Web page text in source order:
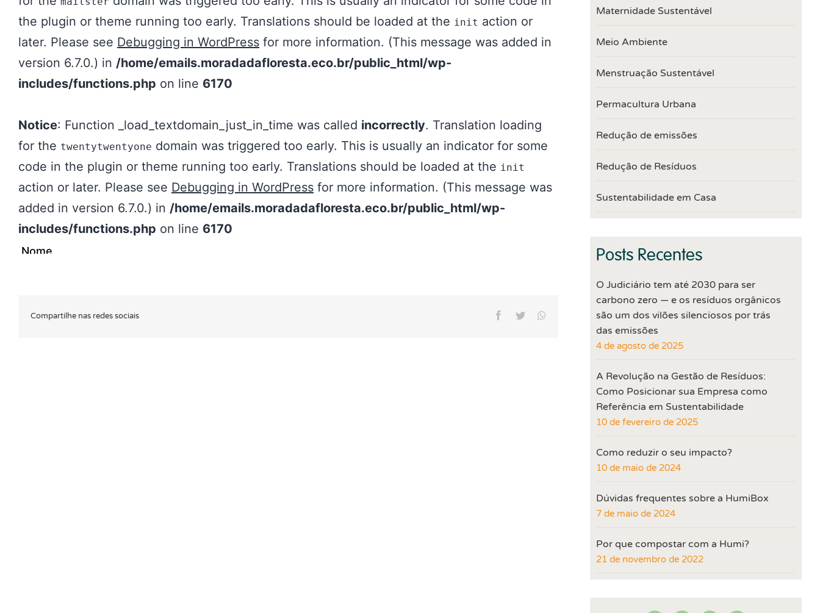
Compartilhe nas redes sociais Facebook
Twitter
Maternidade Sustentável
Meio Ambiente
Menstruação Sustentável
Permacultura Urbana
Redução de emissões
Redução de Resíduos
Sustentabilidade em Casa
Posts Recentes
O Judiciário tem até 2030 para ser
carbono zero — e os resíduos orgânicos
são um dos vilões silenciosos por trás
das emissões
4 de agosto de 2025
A Revolução na Gestão de Resíduos:
Como Posicionar sua Empresa como
Referência em Sustentabilidade
10 de fevereiro de 2025
Como reduzir o seu impacto?
10 de maio de 2024
Dúvidas frequentes sobre a HumiBox
7 de maio de 2024
Por que compostar com a Humi?
21 de novembro de 2022